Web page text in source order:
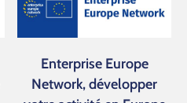
Enterprise Europe
Network, développer